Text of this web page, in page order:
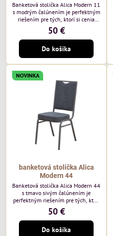
Banketová stolička Alica Modern 11
s modrým čalúnením je perfektným
riešením pre tých, ktorí si cenia
vysokú kvalitu a jedinečný dizajn.
Stolička je výnimočná použitím
vysoko kvalitného modrého
čalúnenia Mossa 79 od poľského
výrobcu Davis ktorého látka má
hmotnosť 325 g/m², čo zaručuje
výnimočnú odolnosť a pohodlie.
Okrem toho je látka vybavená
technológiou Easy-Clean, vďaka
ktorej sa ľahko...
50 €
Do košíka
NOVINKA
banketová stolička Alica
Modern 44
Banketová stolička Alica Modern 44
s tmavo sivým čalúnením je
perfektným riešením pre tých, ktorí
si cenia vysokú kvalitu a jedinečný
dizajn. Stolička je výnimočná
použitím vysoko kvalitného tmavo
sivého zamatového čalúnenia od
50 €
Do košíka